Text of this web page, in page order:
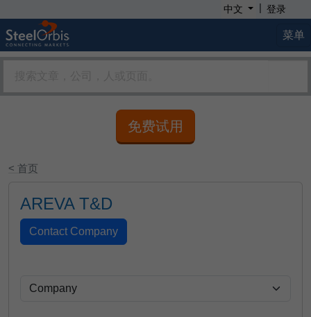
中文 | 登录
菜单
免费试用
< 首页
AREVA T&D